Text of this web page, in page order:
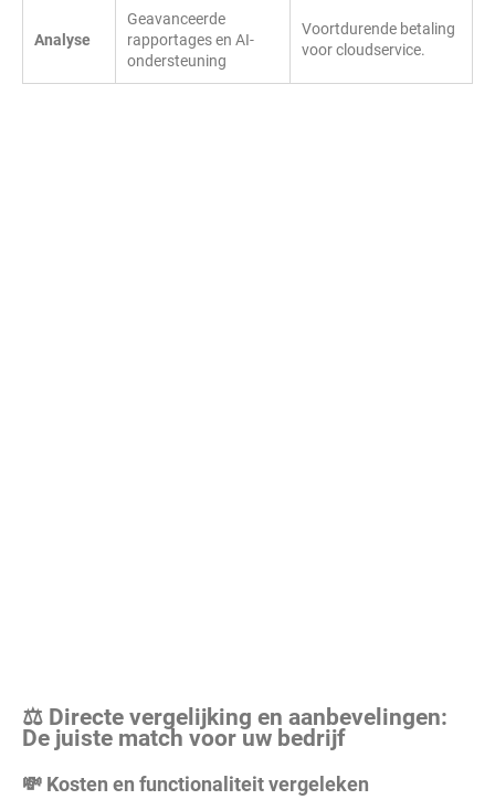
Analyse
Geavanceerde
rapportages en AI-
ondersteuning
Voortdurende betaling
voor cloudservice.
⚖️ Directe vergelijking en aanbevelingen:
De juiste match voor uw bedrijf
💸 Kosten en functionaliteit vergeleken